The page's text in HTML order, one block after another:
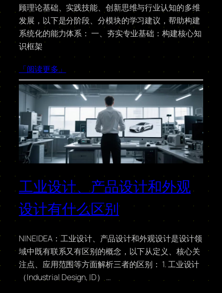
顾理论基础、实践技能、创新思维与行业认知的多维
发展，以下是分阶段、分模块的学习建议，帮助构建
系统化的能力体系： 一、夯实专业基础：构建核心知
识框架
「阅读更多」
工业设计、产品设计和外观
设计有什么区别
NINEIDEA：工业设计、产品设计和外观设计是设计领
域中既有联系又有区别的概念，以下从定义、核心关
注点、应用范围等方面解析三者的区别： 1. 工业设计
（Industrial Design, ID） …